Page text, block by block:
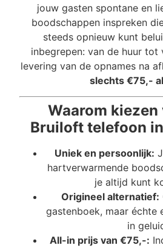
jouw gasten spontane en
boodschappen inspreken
steeds opnieuw kunt
inbegrepen: van de huur tot
levering van de opnames na
slechts €75,-
Waarom kiezen
Bruiloft telefoon
Uniek en persoonlijk:
hartverwarmende
je altijd kunt
Origineel alternatief:
gastenboek, maar échte
in
All-in prijs van €75,-: